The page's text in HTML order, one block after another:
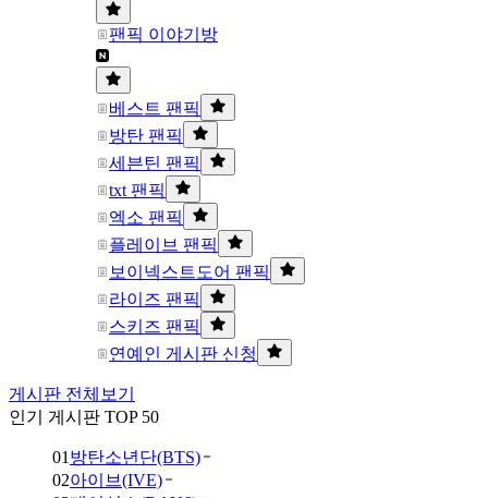
팬픽 이야기방
베스트 팬픽
방탄 팬픽
세븐틴 팬픽
txt 팬픽
엑소 팬픽
플레이브 팬픽
보이넥스트도어 팬픽
라이즈 팬픽
스키즈 팬픽
연예인 게시판 신청
게시판 전체보기
인기 게시판 TOP 50
01 방탄소년단(BTS)
02아이브(IVE)